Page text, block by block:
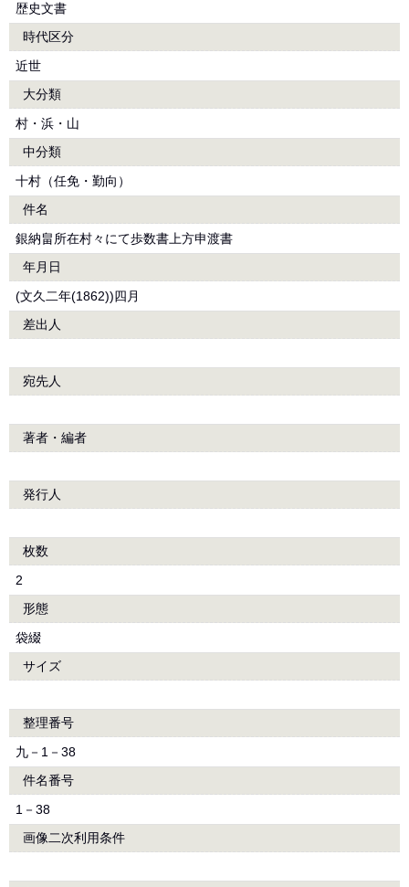
歴史文書
時代区分
近世
大分類
村・浜・山
中分類
十村（任免・勤向）
件名
銀納畠所在村々にて歩数書上方申渡書
年月日
(文久二年(1862))四月
差出人
宛先人
著者・編者
発行人
枚数
2
形態
袋綴
サイズ
整理番号
九－1－38
件名番号
1－38
画像二次利用条件